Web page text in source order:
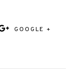
GOOGLE +